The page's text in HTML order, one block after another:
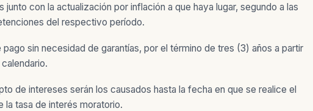
con la actualización por inflación a que haya lugar, segundo a las
del respectivo período.
sin necesidad de garantías, por el término de tres (3) años a partir
de intereses serán los causados hasta la fecha en que se realice el
tasa de interés moratorio.